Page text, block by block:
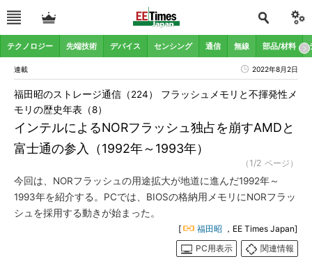
テクノロジー 先端技術 デバイス センシング 通信 無線 部品/材料
連載 2022年8月2日
インテルによるNORフラッシュ独占を崩すAMDと
富士通の参入（1992年～1993年）
福田昭のストレージ通信（224） フラッシュメモリと不揮発性メ
モリの歴史年表（8）
（1/2 ページ）
今回は、NORフラッシュの用途拡大が地道に進んだ1992年～
1993年を紹介する。PCでは、BIOSの格納用メモリにNORフラッ
シュを採用する動きが始まった。
[ 福田昭 ，EE Times Japan]
PC用表示
関連情報